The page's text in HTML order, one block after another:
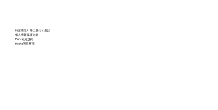
特定商取引等に基づく表記
個人情報保護方針
PW - 利用規約
HosPa同意事項